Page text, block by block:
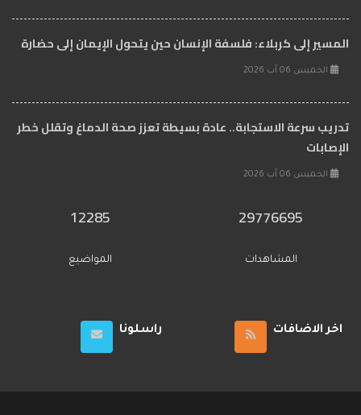
المسير إلى كربلاء: فلسفة الإنسان حين يتحول الإيمان إلى حضارة
الخميس 06 آب 2026
تدريب سرعة الاستجابة.. عادة بسيطة تعزز صحة الدماغ وتقلل خطر
الإصابات
الخميس 06 آب 2026
29776695
المشاهدات
12285
المواضيع
اخر الاضافات راسلونا